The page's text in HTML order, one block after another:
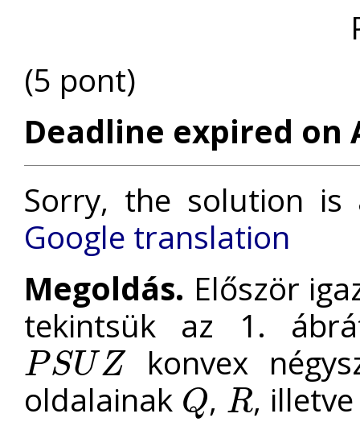
(5 pont)
Deadline expired on
Sorry, the solution is
Google translation
Megoldás. Először
tekintsük az 1.
PSU Z
PSUZ
konvex
oldalainak Q
Q , R
R
,